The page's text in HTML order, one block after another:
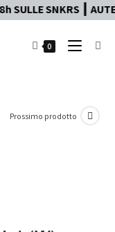
┃
0
Prossimo prodotto